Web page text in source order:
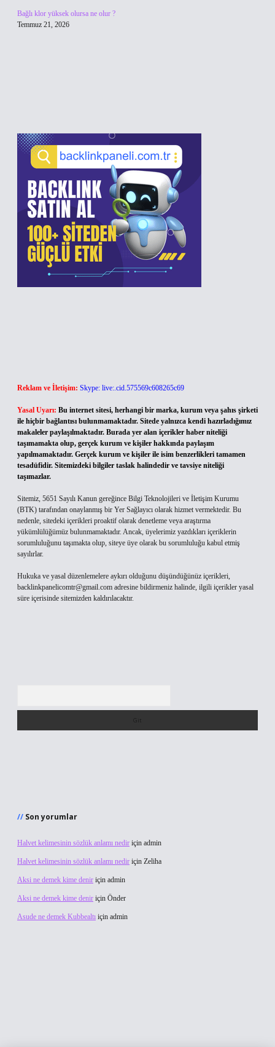
Bağlı klor yüksek olursa ne olur ?
Temmuz 21, 2026
Reklam ve İletişim: Skype: live:.cid.575569c608265c69
Yasal Uyarı: Bu internet sitesi, herhangi bir marka, kurum veya şahıs şirketi
ile hiçbir bağlantısı bulunmamaktadır. Sitede yalnızca kendi hazırladığımız
makaleler paylaşılmaktadır. Burada yer alan içerikler haber niteliği
taşımamakta olup, gerçek kurum ve kişiler hakkında paylaşım
yapılmamaktadır. Gerçek kurum ve kişiler ile isim benzerlikleri tamamen
tesadüfidir. Sitemizdeki bilgiler taslak halindedir ve tavsiye niteliği
taşımazlar.
Sitemiz, 5651 Sayılı Kanun gereğince Bilgi Teknolojileri ve İletişim Kurumu
(BTK) tarafından onaylanmış bir Yer Sağlayıcı olarak hizmet vermektedir. Bu
nedenle, sitedeki içerikleri proaktif olarak denetleme veya araştırma
yükümlülüğümüz bulunmamaktadır. Ancak, üyelerimiz yazdıkları içeriklerin
sorumluluğunu taşımakta olup, siteye üye olarak bu sorumluluğu kabul etmiş
sayılırlar.
Hukuka ve yasal düzenlemelere aykırı olduğunu düşündüğünüz içerikleri,
backlinkpanelicomtr@gmail.com adresine bildirmeniz halinde, ilgili içerikler yasal
süre içerisinde sitemizden kaldırılacaktır.
Son yorumlar
Halvet kelimesinin sözlük anlamı nedir için admin
Halvet kelimesinin sözlük anlamı nedir için Zeliha
Aksi ne demek kime denir için admin
Aksi ne demek kime denir için Önder
Asude ne demek Kubbealtı için admin